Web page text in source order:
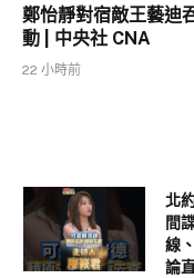
鄭怡靜對宿敵王藝
動 | 中央社 CNA
22 小時前
北
間
線
論